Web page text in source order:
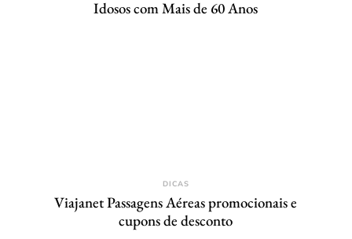
Idosos com Mais de 60 Anos
DICAS
Viajanet Passagens Aéreas promocionais e
cupons de desconto